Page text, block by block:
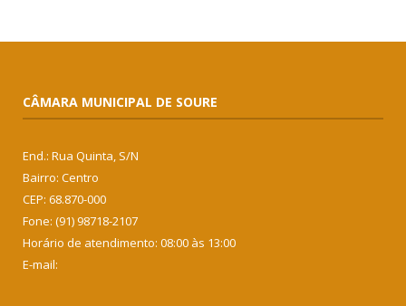
CÂMARA MUNICIPAL DE SOURE
End.: Rua Quinta, S/N
Bairro: Centro
CEP: 68.870-000
Fone: (91) 98718-2107
Horário de atendimento: 08:00 às 13:00
E-mail: